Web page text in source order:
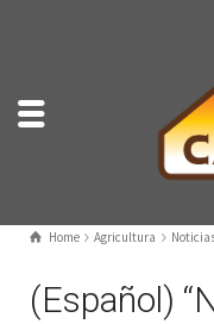
Home Agricultura
(Español)